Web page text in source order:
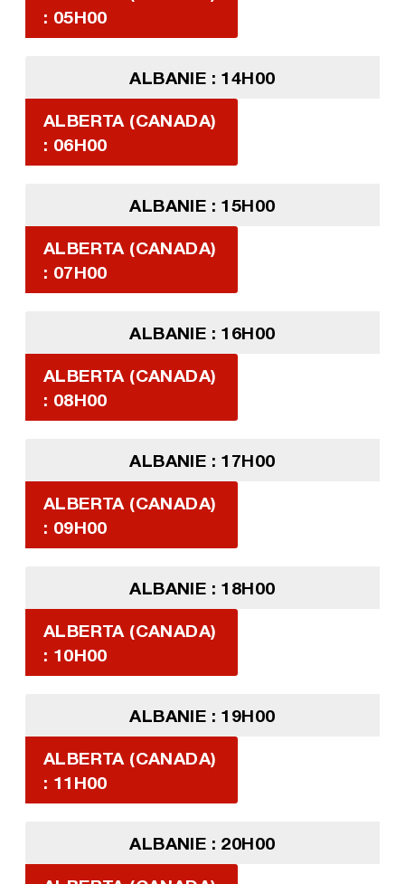
: 05H00
ALBANIE : 14H00
ALBERTA (CANADA)
: 06H00
ALBANIE : 15H00
ALBERTA (CANADA)
: 07H00
ALBANIE : 16H00
ALBERTA (CANADA)
: 08H00
ALBANIE : 17H00
ALBERTA (CANADA)
: 09H00
ALBANIE : 18H00
ALBERTA (CANADA)
: 10H00
ALBANIE : 19H00
ALBERTA (CANADA)
: 11H00
ALBANIE : 20H00